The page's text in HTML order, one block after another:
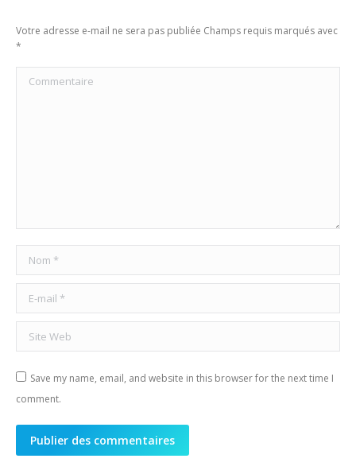
Votre adresse e-mail ne sera pas publiée Champs requis marqués avec
*
Commentaire
Nom *
E-mail *
Site Web
Save my name, email, and website in this browser for the next time I
comment.
Publier des commentaires